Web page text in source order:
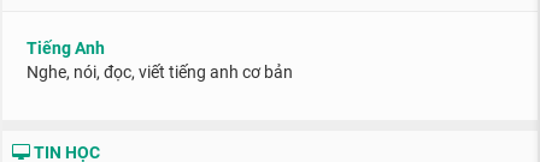
Tiếng Anh
Nghe, nói, đọc, viết tiếng anh cơ bản
TIN HỌC